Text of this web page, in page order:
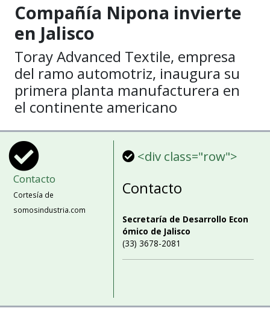
Compañía Nipona invierte
en Jalisco
Toray Advanced Textile, empresa
del ramo automotriz, inaugura su
primera planta manufacturera en
el continente americano
Contacto
Cortesía de
somosindustria.com
<div class="row">
Contacto
Secretaría de Desarrollo Econ
ómico de Jalisco
(33) 3678-2081